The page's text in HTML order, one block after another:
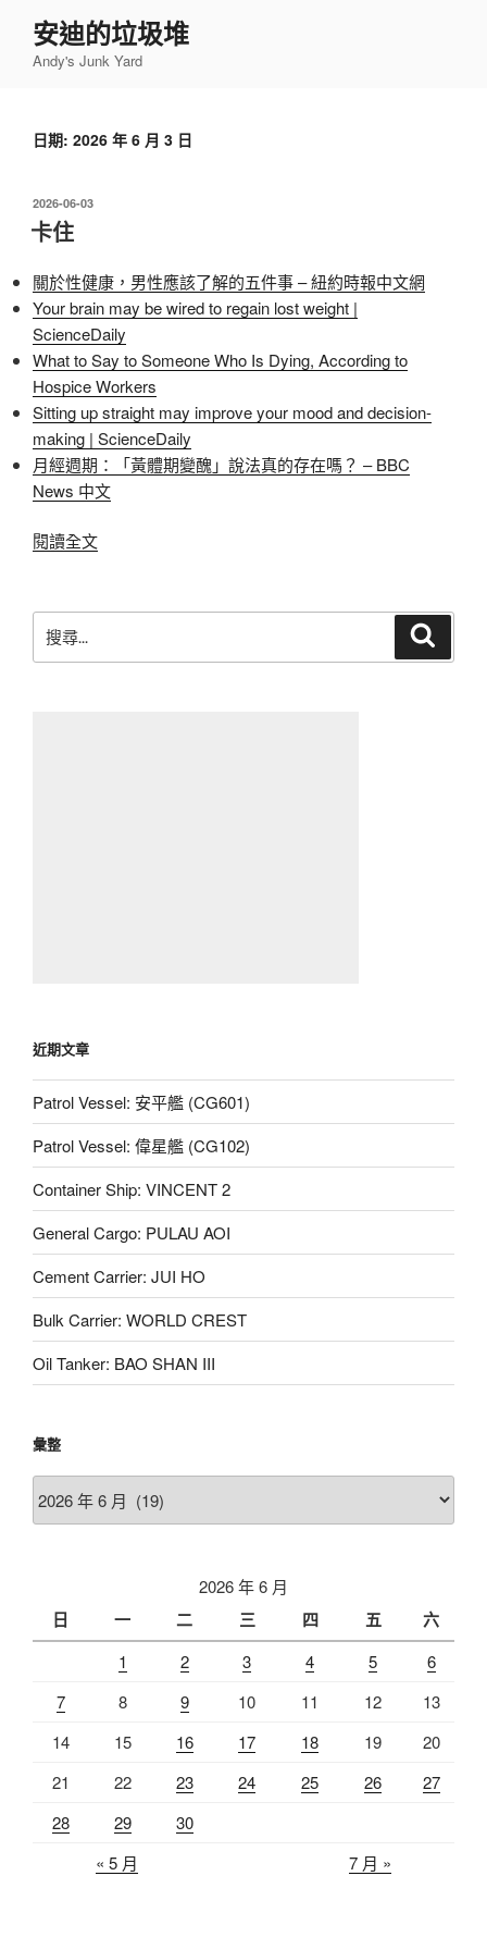
安迪的垃圾堆
Andy's Junk Yard
日期: 2026 年 6 月 3 日
發
佈
於
2026-06-03
卡住
關於性健康，男性應該了解的五件事 – 紐約時報中文網
Your brain may be wired to regain lost weight |
ScienceDaily
What to Say to Someone Who Is Dying, According to
Hospice Workers
Sitting up straight may improve your mood and decision-
making | ScienceDaily
月經週期：「黃體期變醜」說法真的存在嗎？ – BBC
News 中文
閱讀全文〈卡
尋
近期文章
Patrol Vessel: 安平艦 (CG601)
Patrol Vessel: 偉星艦 (CG102)
Container Ship: VINCENT 2
General Cargo: PULAU AOI
Cement Carrier: JUI HO
Bulk Carrier: WORLD CREST
Oil Tanker: BAO SHAN III
彙整
整
2026 年 6 月
日 一 二 三 四 五 六
1 2 3 4 5
6
7
8 9 10 11 12
13
14
15 16 17 18 19
20
21
22 23 24 25 26
27
28
29
30
« 5 月
7 月 »